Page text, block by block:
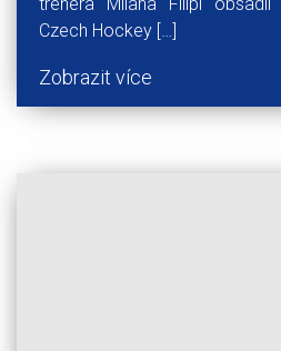
Czech Hockey […]
Zobrazit více